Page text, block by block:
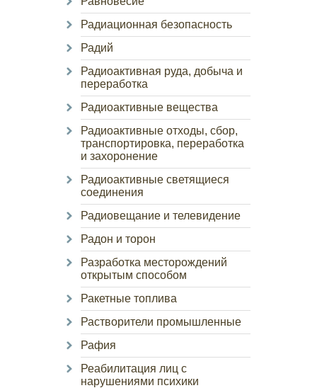
Радиационная безопасность
Радий
Радиоактивная руда, добыча и
переработка
Радиоактивные вещества
Радиоактивные отходы, сбор,
транспортировка, переработка
и захоронение
Радиоактивные светящиеся
соединения
Радиовещание и телевидение
Радон и торон
Разработка месторождений
открытым способом
Ракетные топлива
Растворители промышленные
Рафия
Реабилитация лиц с
нарушениями психики